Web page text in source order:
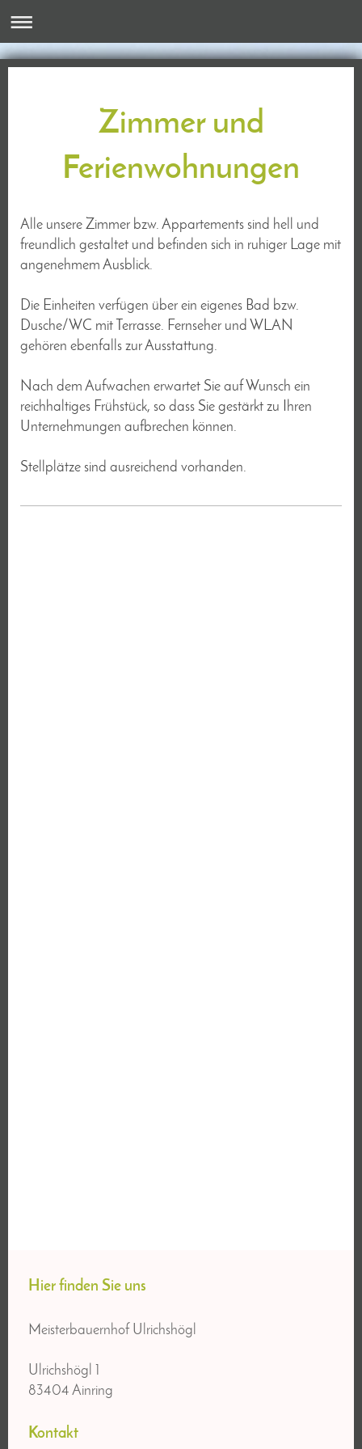
Zimmer und
Ferienwohnungen
Alle unsere Zimmer bzw. Appartements sind hell und
freundlich gestaltet und befinden sich in ruhiger Lage mit
angenehmem Ausblick.
Die Einheiten verfügen über ein eigenes Bad bzw.
Dusche/WC mit Terrasse. Fernseher und WLAN
gehören ebenfalls zur Ausstattung.
Nach dem Aufwachen erwartet Sie auf Wunsch ein
reichhaltiges Frühstück, so dass Sie gestärkt zu Ihren
Unternehmungen aufbrechen können.
Stellplätze sind ausreichend vorhanden.
Hier finden Sie uns
Meisterbauernhof Ulrichshögl
Ulrichshögl 1
83404 Ainring
Kontakt